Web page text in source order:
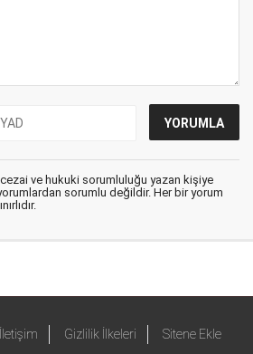
cezai ve hukuki sorumluluğu yazan kişiye
sorumlu değildir. Her bir yorum
İletişim Gizlilik İlkeleri Sitene Ekle